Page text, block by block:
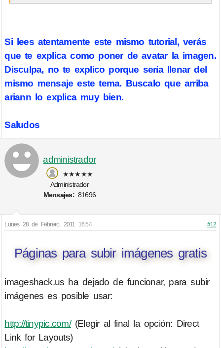
Si lees atentamente este mismo tutorial, verás
que te explica como poner de avatar la imagen.
Disculpa, no te explico porque sería llenar del
mismo mensaje este tema. Buscalo que arriba
ariann lo explica muy bien.
Saludos
administrador
★★★★★
Administrador
Mensajes:81696
Lunes 28 de Febrero, 2011 16:54 #12
Páginas para subir imágenes gratis
imageshack.us ha dejado de funcionar, para subir
imágenes es posible usar:
http://tinypic.com/(Elegir al final la opción: Direct
Link for Layouts)